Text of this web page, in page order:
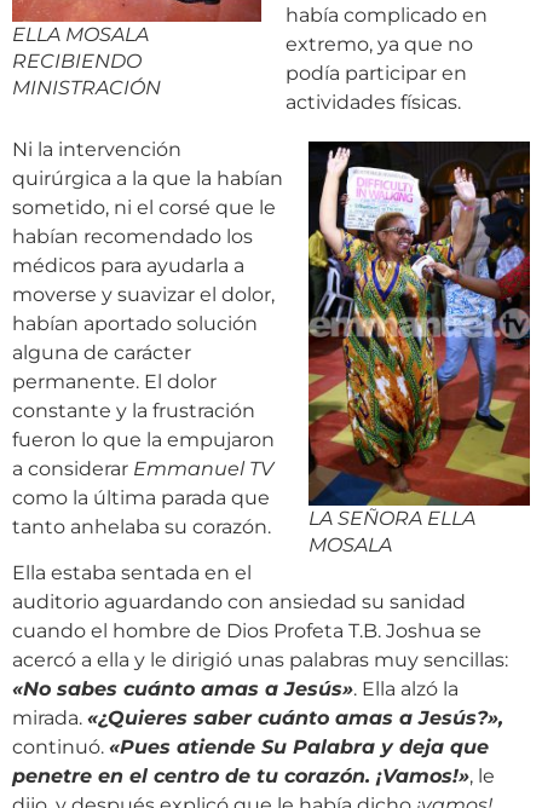
ELLA MOSALA
RECIBIENDO
MINISTRACIÓN
había complicado en
extremo, ya que no
podía participar en
actividades físicas.
LA SEÑORA ELLA
MOSALA
Ni la intervención
quirúrgica a la que la habían
sometido, ni el corsé que le
habían recomendado los
médicos para ayudarla a
moverse y suavizar el dolor,
habían aportado solución
alguna de carácter
permanente. El dolor
constante y la frustración
fueron lo que la empujaron
a considerar Emmanuel TV
como la última parada que
tanto anhelaba su corazón.
Ella estaba sentada en el
auditorio aguardando con ansiedad su sanidad
cuando el hombre de Dios Profeta T.B. Joshua se
acercó a ella y le dirigió unas palabras muy sencillas:
«No sabes cuánto amas a Jesús». Ella alzó la
mirada. «¿Quieres saber cuánto amas a Jesús?»,
continuó. «Pues atiende Su Palabra y deja que
penetre en el centro de tu corazón. ¡Vamos!», le